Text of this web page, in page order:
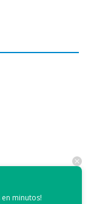
minutos!